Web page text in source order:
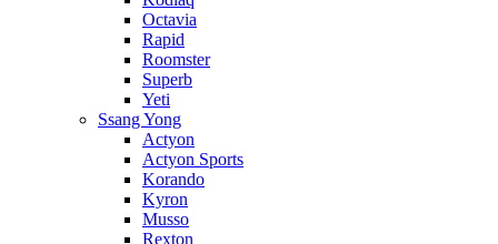
Octavia
Rapid
Roomster
Superb
Yeti
Ssang Yong
Actyon
Actyon Sports
Korando
Kyron
Musso
Rexton